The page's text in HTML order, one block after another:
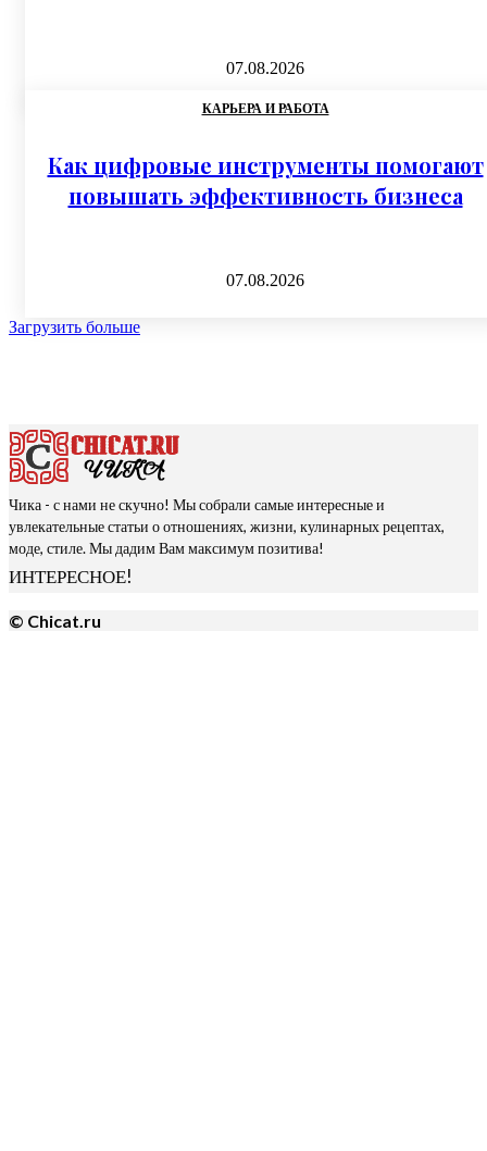
07.08.2026
КАРЬЕРА И РАБОТА
Как цифровые инструменты помогают
повышать эффективность бизнеса
07.08.2026
Загрузить больше
Чика - с нами не скучно! Мы собрали самые интересные и
увлекательные статьи о отношениях, жизни, кулинарных рецептах,
моде, стиле. Мы дадим Вам максимум позитива!
ИНТЕРЕСНОЕ!
© Chicat.ru